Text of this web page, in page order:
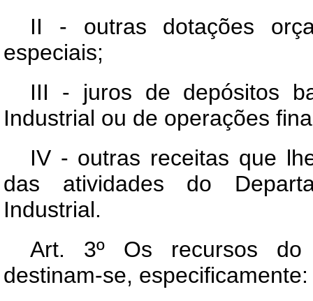
II - outras dotações
especiais;
III - juros de depósitos
Industrial ou de operações
IV - outras receitas que
das atividades do
Industrial.
Art. 3º Os recursos do
destinam-se, especificamente: